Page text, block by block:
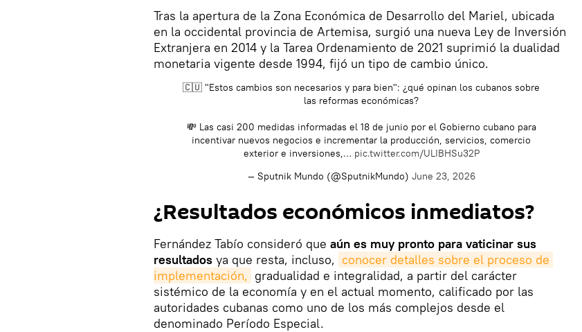
Tras la apertura de la Zona Económica de Desarrollo del Mariel, ubicada
en la occidental provincia de Artemisa, surgió una nueva Ley de Inversión
Extranjera en 2014 y la Tarea Ordenamiento de 2021 suprimió la dualidad
monetaria vigente desde 1994, fijó un tipo de cambio único.
🇨🇺 "Estos cambios son necesarios y para bien": ¿qué opinan los cubanos sobre
las reformas económicas?
💸 Las casi 200 medidas informadas el 18 de junio por el Gobierno cubano para
incentivar nuevos negocios e incrementar la producción, servicios, comercio
exterior e inversiones,… pic.twitter.com/ULIBHSu32P
— Sputnik Mundo (@SputnikMundo) June 23, 2026
¿Resultados económicos inmediatos?
Fernández Tabío consideró que aún es muy pronto para vaticinar sus
resultados ya que resta, incluso, conocer detalles sobre el proceso de
implementación, gradualidad e integralidad, a partir del carácter
sistémico de la economía y en el actual momento, calificado por las
autoridades cubanas como uno de los más complejos desde el
denominado Período Especial.